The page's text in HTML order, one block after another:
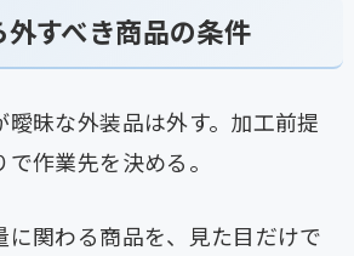
すべき商品の条件
曖昧な外装品は外す。加工前提
作業先を決める。
に関わる商品を、見た目だけで